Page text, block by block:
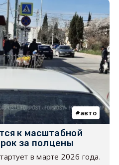
авто
к масштабной
за полцены
в марте 2026 года.